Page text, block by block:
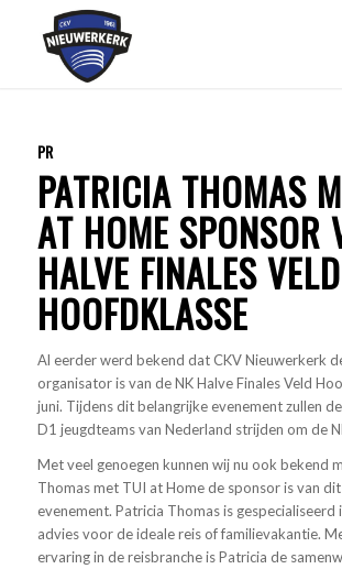
PR
PATRICIA THOMAS
AT HOME SPONSOR
HALVE FINALES VELD
HOOFDKLASSE
Al eerder werd bekend dat CKV Nieuwerkerk
organisator is van de NK Halve Finales Veld
juni. Tijdens dit belangrijke evenement zullen
D1 jeugdteams van Nederland strijden om de
Met veel genoegen kunnen wij nu ook bekend
Thomas met TUI at Home de sponsor is van
evenement. Patricia Thomas is gespecialiseerd
advies voor de ideale reis of familievakantie.
ervaring in de reisbranche is Patricia de